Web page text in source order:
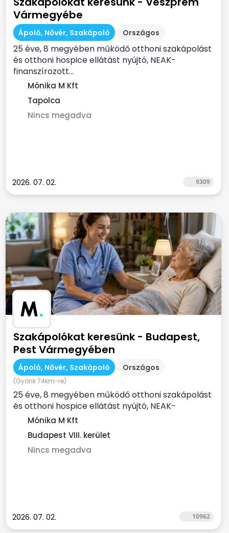
Vármegyébe
Ápoló, Nővér, Szakápoló Országos
25 éve, 8 megyében működő otthoni szakápolást
és otthoni hospice ellátást nyújtó, NEAK-
finanszírozott...
Mónika M Kft
Tapolca
Nincs megadva
2026. 07. 02. 9309
M.
Szakápolókat keresünk - Budapest,
Pest Vármegyében
Ápoló, Nővér, Szakápoló Országos
(Gyönk 74km-re)
25 éve, 8 megyében működő otthoni szakápolást
és otthoni hospice ellátást nyújtó, NEAK-
finanszírozott...
Mónika M Kft
Budapest VIII. kerület
Nincs megadva
2026. 07. 02. 10962